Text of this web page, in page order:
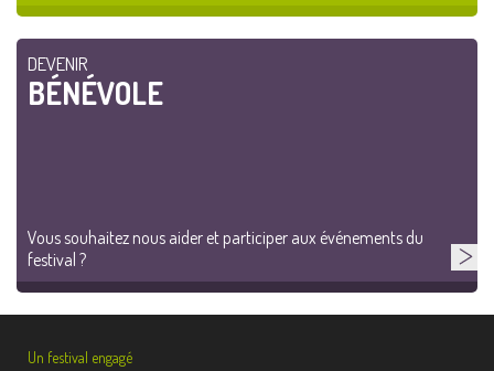
DEVENIR
BÉNÉVOLE
Vous souhaitez nous aider et participer aux événements du
festival ?
Un festival engagé